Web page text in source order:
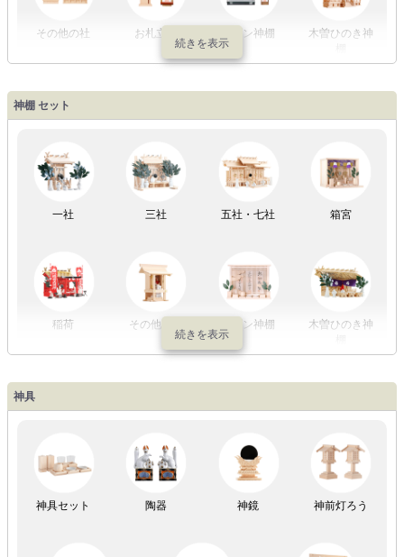
盆提灯一万円
以内
～2万円
～3万円
以上
その他の社 お札立て モダン神棚
木曽ひのき神
神棚 セット
一社 三社 五社・七社 箱宮
稲荷 その他の社 モダン神棚
木曽ひのき神
神具
神具セット 陶器 神鏡 神前灯ろう